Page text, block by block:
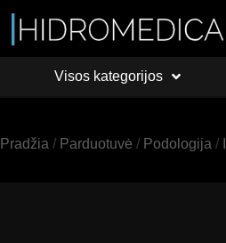
Visos kategorijos
Visos kategorijos
Pradžia / Parduotuvė / Podologija /